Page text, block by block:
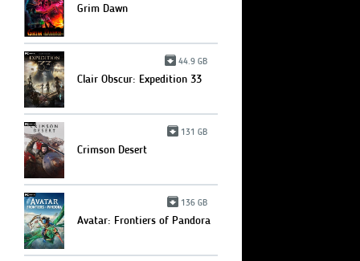
Grim Dawn
44.9 GB
Clair Obscur: Expedition 33
131 GB
Crimson Desert
136 GB
Avatar: Frontiers of Pandora